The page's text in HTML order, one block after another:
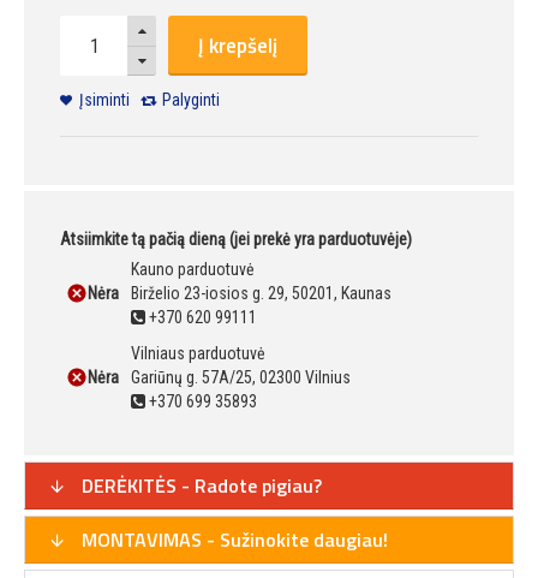
Į krepšelį
Įsiminti Palyginti
Atsiimkite tą pačią dieną (jei prekė yra parduotuvėje)
Nėra
Kauno parduotuvė
Birželio 23-iosios g. 29, 50201, Kaunas
+370 620 99111
Nėra
Vilniaus parduotuvė
Gariūnų g. 57A/25, 02300 Vilnius
+370 699 35893
DERĖKITĖS - Radote pigiau?
MONTAVIMAS - Sužinokite daugiau!